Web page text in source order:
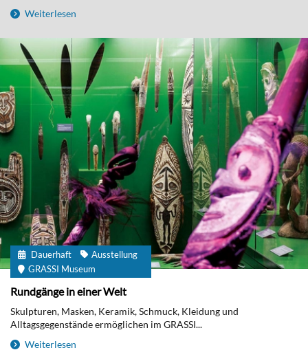
Weiterlesen
Dauerhaft
Ausstellung
GRASSI Museum
Rundgänge in einer Welt
Skulpturen, Masken, Keramik, Schmuck, Kleidung und
Alltagsgegenstände ermöglichen im GRASSI...
Weiterlesen